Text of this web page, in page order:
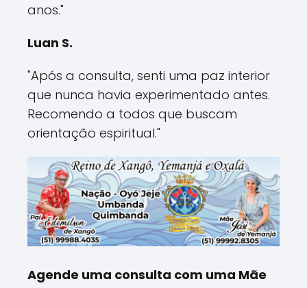
anos."
Luan S.
"Após a consulta, senti uma paz interior
que nunca havia experimentado antes.
Recomendo a todos que buscam
orientação espiritual."
Agende uma consulta com uma Mãe